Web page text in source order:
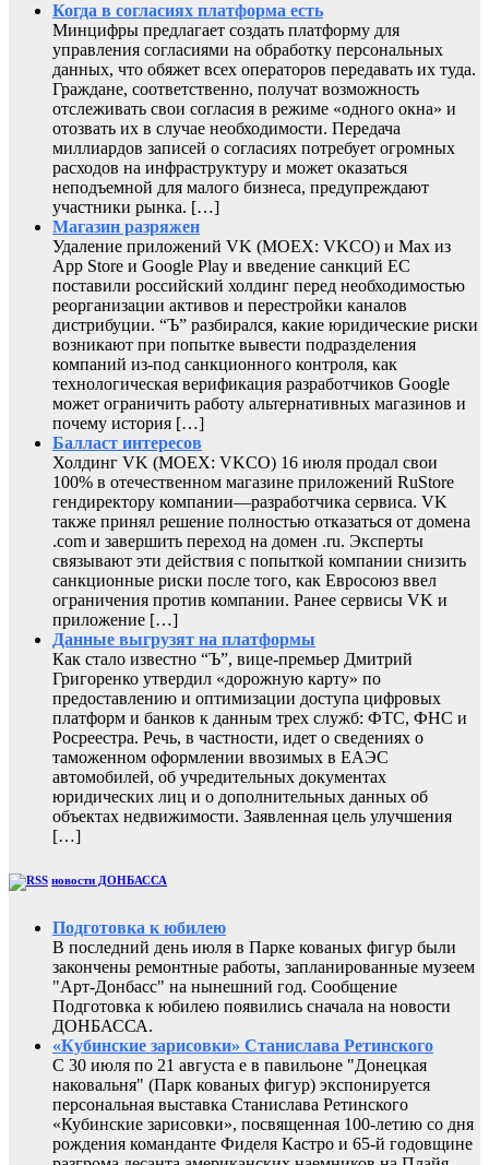
Когда в согласиях платформа есть
Минцифры предлагает создать платформу для
управления согласиями на обработку персональных
данных, что обяжет всех операторов передавать их туда.
Граждане, соответственно, получат возможность
отслеживать свои согласия в режиме «одного окна» и
отозвать их в случае необходимости. Передача
миллиардов записей о согласиях потребует огромных
расходов на инфраструктуру и может оказаться
неподъемной для малого бизнеса, предупреждают
участники рынка. […]
Магазин разряжен
Удаление приложений VK (MOEX: VKCO) и Max из
App Store и Google Play и введение санкций ЕС
поставили российский холдинг перед необходимостью
реорганизации активов и перестройки каналов
дистрибуции. “Ъ” разбирался, какие юридические риски
возникают при попытке вывести подразделения
компаний из-под санкционного контроля, как
технологическая верификация разработчиков Google
может ограничить работу альтернативных магазинов и
почему история […]
Балласт интересов
Холдинг VK (MOEX: VKCO) 16 июля продал свои
100% в отечественном магазине приложений RuStore
гендиректору компании—разработчика сервиса. VK
также принял решение полностью отказаться от домена
.com и завершить переход на домен .ru. Эксперты
связывают эти действия с попыткой компании снизить
санкционные риски после того, как Евросоюз ввел
ограничения против компании. Ранее сервисы VK и
приложение […]
Данные выгрузят на платформы
Как стало известно “Ъ”, вице-премьер Дмитрий
Григоренко утвердил «дорожную карту» по
предоставлению и оптимизации доступа цифровых
платформ и банков к данным трех служб: ФТС, ФНС и
Росреестра. Речь, в частности, идет о сведениях о
таможенном оформлении ввозимых в ЕАЭС
автомобилей, об учредительных документах
юридических лиц и о дополнительных данных об
объектах недвижимости. Заявленная цель улучшения
[…]
новости ДОНБАССА
Подготовка к юбилею
В последний день июля в Парке кованых фигур были
закончены ремонтные работы, запланированные музеем
"Арт-Донбасс" на нынешний год. Сообщение
Подготовка к юбилею появились сначала на новости
ДОНБАССА.
«Кубинские зарисовки» Станислава Ретинского
С 30 июля по 21 августа е в павильоне "Донецкая
наковальня" (Парк кованых фигур) экспонируется
персональная выставка Станислава Ретинского
«Кубинские зарисовки», посвященная 100-летию со дня
рождения команданте Фиделя Кастро и 65-й годовщине